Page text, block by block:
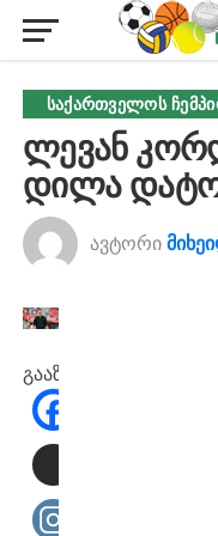
ᲡᲐᲥᲐᲠᲗᲕᲔᲚᲝᲡ
ლევან
დილა
ავტორი
გააზიარეთ